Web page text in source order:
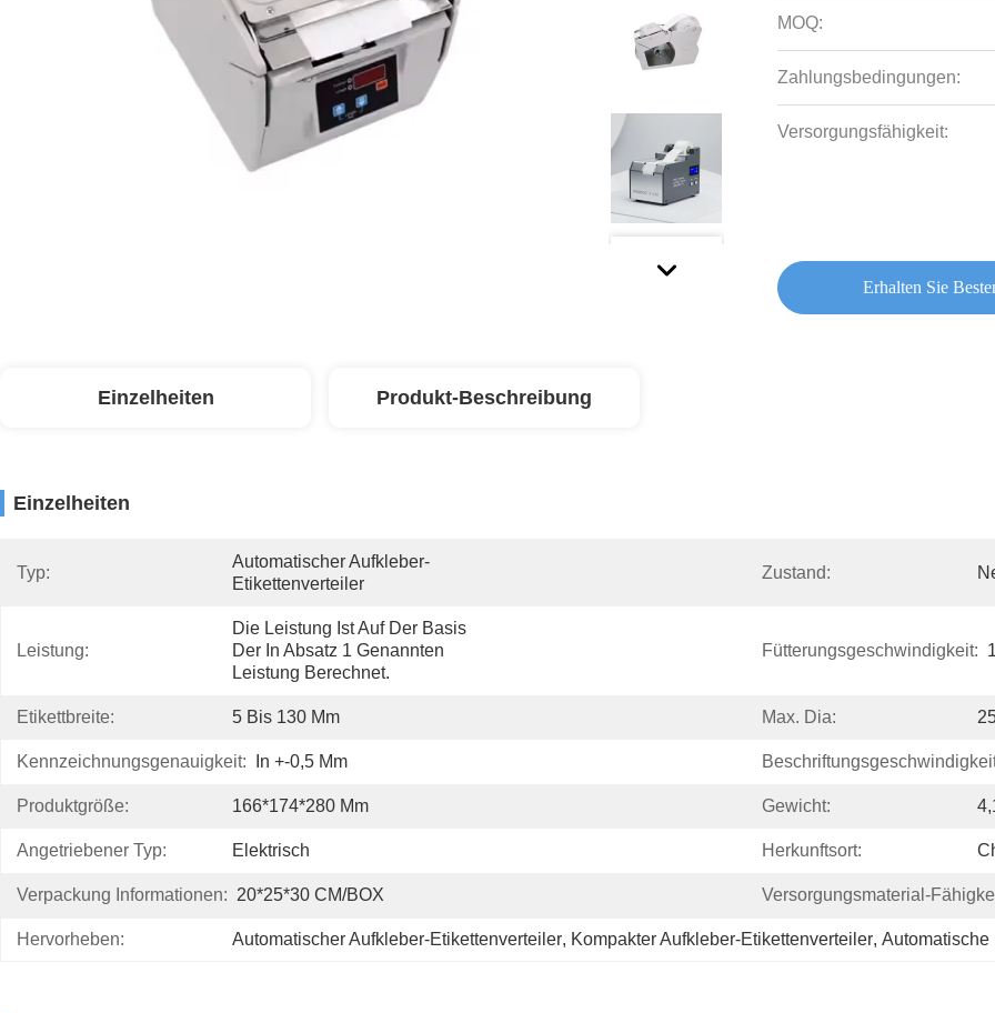
MOQ:
Zahlungsbedingungen:
Versorgungsfähigkeit:
Erhalten Sie
Einzelheiten Produkt-Beschreibung
Einzelheiten
Typ:
Automatischer Aufkleber-
Etikettenverteiler
Zustand:
Leistung:
Die Leistung Ist Auf Der Basis
Der In Absatz 1 Genannten
Leistung Berechnet.
Fütterungsgeschwindigkeit:
Etikettbreite: 5 Bis 130 Mm Max. Dia:
Kennzeichnungsgenauigkeit: In +-0,5 Mm
Produktgröße: 166*174*280 Mm Gewicht:
Angetriebener Typ: Elektrisch Herkunftsort:
Verpackung Informationen: 20*25*30 CM/BOX Versorgungsmaterial-
Hervorheben: Automatischer Aufkleber-Etikettenverteiler, Kompakter Aufkleber-Etikettenverteiler, Automatische